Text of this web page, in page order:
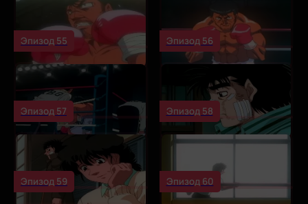
Эпизод 55 Эпизод 56
Эпизод 57 Эпизод 58
Эпизод 59 Эпизод 60